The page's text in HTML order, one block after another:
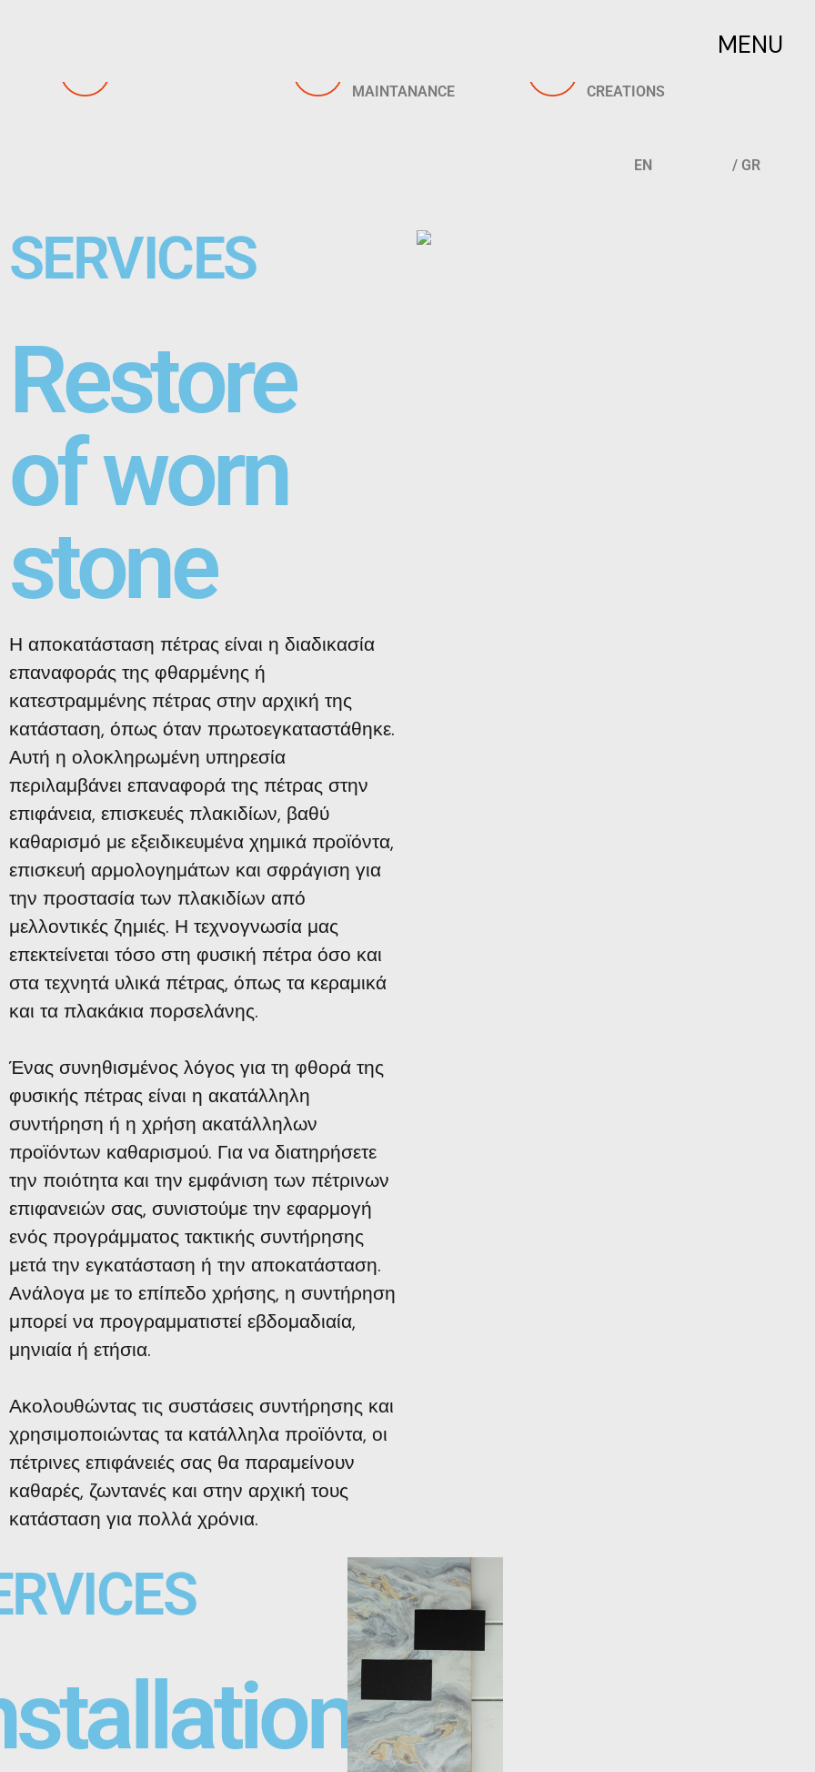
MENU
MAINTANANCE
CREATIONS
EN / GR
SERVICES
Restore
of worn
stone
Η αποκατάσταση πέτρας είναι η διαδικασία
επαναφοράς της φθαρμένης ή
κατεστραμμένης πέτρας στην αρχική της
κατάσταση, όπως όταν πρωτοεγκαταστάθηκε.
Αυτή η ολοκληρωμένη υπηρεσία
περιλαμβάνει επαναφορά της πέτρας στην
επιφάνεια, επισκευές πλακιδίων, βαθύ
καθαρισμό με εξειδικευμένα χημικά προϊόντα,
επισκευή αρμολογημάτων και σφράγιση για
την προστασία των πλακιδίων από
μελλοντικές ζημιές. Η τεχνογνωσία μας
επεκτείνεται τόσο στη φυσική πέτρα όσο και
στα τεχνητά υλικά πέτρας, όπως τα κεραμικά
και τα πλακάκια πορσελάνης.
Ένας συνηθισμένος λόγος για τη φθορά της
φυσικής πέτρας είναι η ακατάλληλη
συντήρηση ή η χρήση ακατάλληλων
προϊόντων καθαρισμού. Για να διατηρήσετε
την ποιότητα και την εμφάνιση των πέτρινων
επιφανειών σας, συνιστούμε την εφαρμογή
ενός προγράμματος τακτικής συντήρησης
μετά την εγκατάσταση ή την αποκατάσταση.
Ανάλογα με το επίπεδο χρήσης, η συντήρηση
μπορεί να προγραμματιστεί εβδομαδιαία,
μηνιαία ή ετήσια.
Ακολουθώντας τις συστάσεις συντήρησης και
χρησιμοποιώντας τα κατάλληλα προϊόντα, οι
πέτρινες επιφάνειές σας θα παραμείνουν
καθαρές, ζωντανές και στην αρχική τους
κατάσταση για πολλά χρόνια.